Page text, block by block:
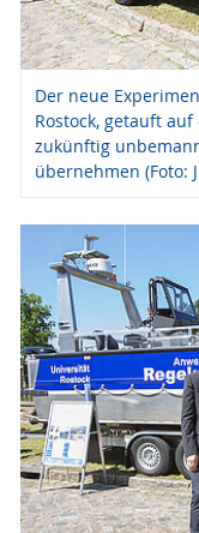
Der neue
Rostock, getauft
zukünftig
übernehmen (Foto: